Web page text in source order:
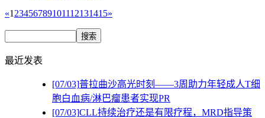
«1 23456789101112131415»
最近发表
[07/03]普拉曲沙高光时刻——3周助力年轻成人T细
胞白血病/淋巴瘤患者实现PR
[07/03]CLL持续治疗还是有限疗程，MRD指导策